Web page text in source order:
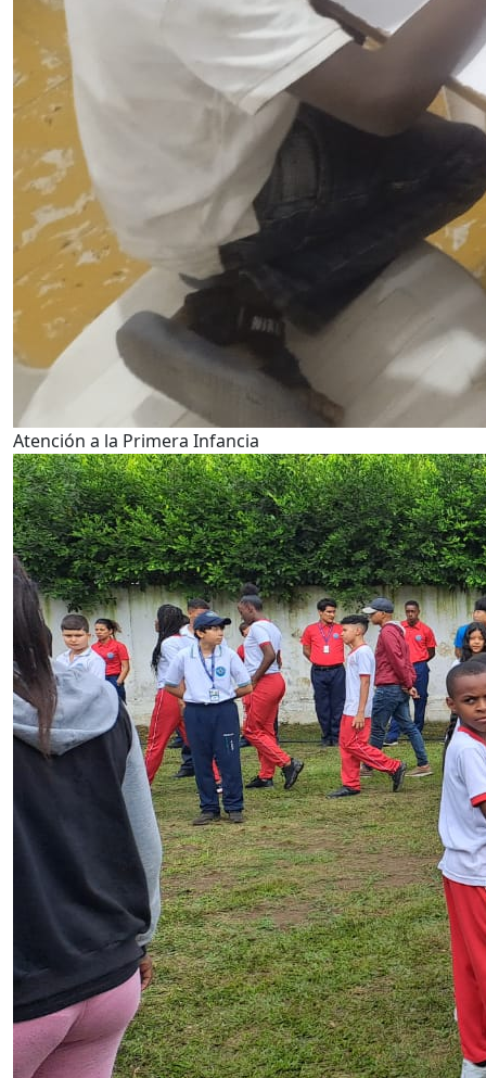
Atención a la Primera Infancia